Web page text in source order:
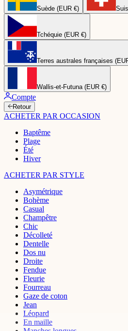
Suède (EUR €)
Tchéquie (EUR €)
Terres australes françaises
Wallis-et-Futuna (EUR €)
Compte
Retour
ACHETER PAR OCCASION
Baptême
Plage
Été
Hiver
ACHETER PAR STYLE
Asymétrique
Bohème
Casual
Champêtre
Chic
Décolleté
Dentelle
Dos nu
Droite
Fendue
Fleurie
Fourreau
Gaze de coton
Jean
Léopard
En maille